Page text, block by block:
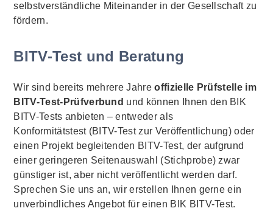
selbstverständliche Miteinander in der Gesellschaft zu
fördern.
BITV-Test und Beratung
Wir sind bereits mehrere Jahreoffizielle Prüfstelle im
BITV-Test-Prüfverbund und können Ihnen den BIK
BITV-Tests anbieten – entweder als
Konformitätstest (BITV-Test zur Veröffentlichung) oder
einen Projekt begleitenden BITV-Test, der aufgrund
einer geringeren Seitenauswahl (Stichprobe) zwar
günstiger ist, aber nicht veröffentlicht werden darf.
Sprechen Sie uns an, wir erstellen Ihnen gerne ein
unverbindliches Angebot für einen BIK BITV-Test.